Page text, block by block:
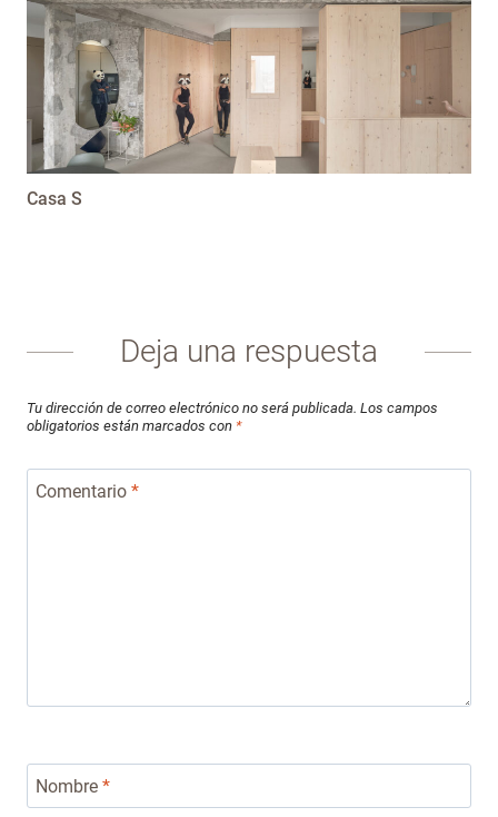
Casa S
Deja una respuesta
Tu dirección de correo electrónico no será publicada. Los campos
obligatorios están marcados con *
Comentario *
Nombre *